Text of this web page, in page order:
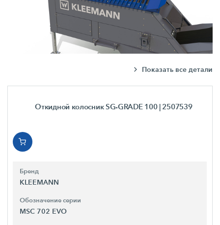
Показать все детали
Откидной колосник SG-GRADE 100 | 2507539
Бренд
KLEEMANN
Обозначение серии
MSC 702 EVO